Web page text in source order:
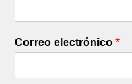
Correo electrónico *